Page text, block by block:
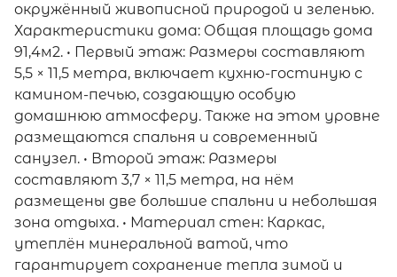
окружённый живописной природой и зеленью.
Характеристики дома: Общая площадь дома
91,4м2. • Первый этаж: Размеры составляют
5,5 × 11,5 метра, включает кухню-гостиную с
камином-печью, создающую особую
домашнюю атмосферу. Также на этом уровне
размещаются спальня и современный
санузел. • Второй этаж: Размеры
составляют 3,7 × 11,5 метра, на нём
размещены две большие спальни и небольшая
зона отдыха. • Материал стен: Каркас,
утеплён минеральной ватой, что
гарантирует сохранение тепла зимой и